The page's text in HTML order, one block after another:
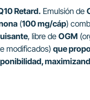
Retard. Emulsión de
(100 mg/cáp)
, libre de OGM
modificados) que